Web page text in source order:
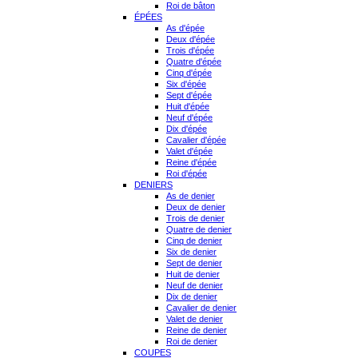
Roi de bâton
ÉPÉES
As d'épée
Deux d'épée
Trois d'épée
Quatre d'épée
Cinq d'épée
Six d'épée
Sept d'épée
Huit d'épée
Neuf d'épée
Dix d'épée
Cavalier d'épée
Valet d'épée
Reine d'épée
Roi d'épée
DENIERS
As de denier
Deux de denier
Trois de denier
Quatre de denier
Cinq de denier
Six de denier
Sept de denier
Huit de denier
Neuf de denier
Dix de denier
Cavalier de denier
Valet de denier
Reine de denier
Roi de denier
COUPES